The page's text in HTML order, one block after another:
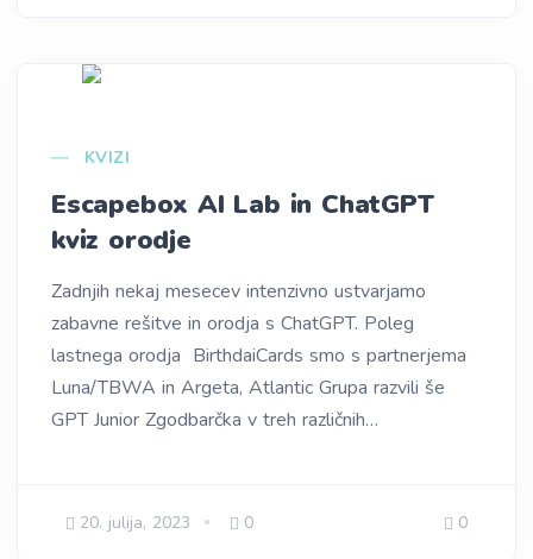
KVIZI
Escapebox AI Lab in ChatGPT
kviz orodje
Zadnjih nekaj mesecev intenzivno ustvarjamo
zabavne rešitve in orodja s ChatGPT. Poleg
lastnega orodja BirthdaiCards smo s partnerjema
Luna/TBWA in Argeta, Atlantic Grupa razvili še
GPT Junior Zgodbarčka v treh različnih…
20. julija, 2023 0 0